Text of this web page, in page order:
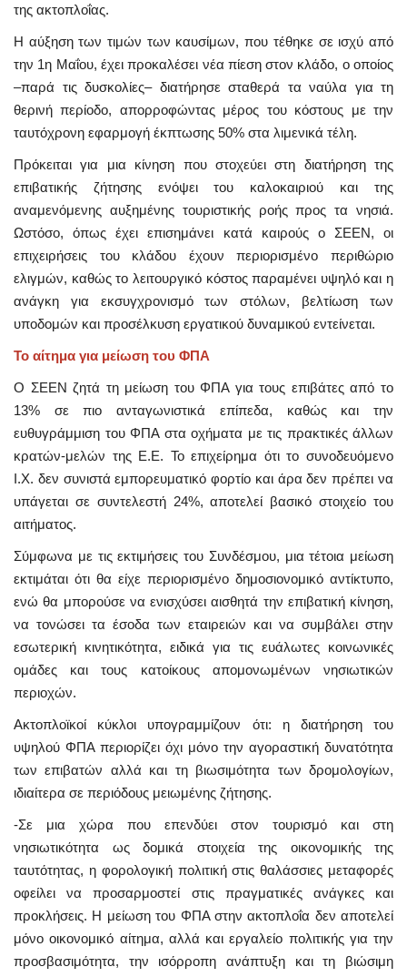
της ακτοπλοΐας.
Η αύξηση των τιμών των καυσίμων, που τέθηκε σε ισχύ από
την 1η Μαΐου, έχει προκαλέσει νέα πίεση στον κλάδο, ο οποίος
–παρά τις δυσκολίες– διατήρησε σταθερά τα ναύλα για τη
θερινή περίοδο, απορροφώντας μέρος του κόστους με την
ταυτόχρονη εφαρμογή έκπτωσης 50% στα λιμενικά τέλη.
Πρόκειται για μια κίνηση που στοχεύει στη διατήρηση της
επιβατικής ζήτησης ενόψει του καλοκαιριού και της
αναμενόμενης αυξημένης τουριστικής ροής προς τα νησιά.
Ωστόσο, όπως έχει επισημάνει κατά καιρούς ο ΣΕΕΝ, οι
επιχειρήσεις του κλάδου έχουν περιορισμένο περιθώριο
ελιγμών, καθώς το λειτουργικό κόστος παραμένει υψηλό και η
ανάγκη για εκσυγχρονισμό των στόλων, βελτίωση των
υποδομών και προσέλκυση εργατικού δυναμικού εντείνεται.
Το αίτημα για μείωση του ΦΠΑ
Ο ΣΕΕΝ ζητά τη μείωση του ΦΠΑ για τους επιβάτες από το
13% σε πιο ανταγωνιστικά επίπεδα, καθώς και την
ευθυγράμμιση του ΦΠΑ στα οχήματα με τις πρακτικές άλλων
κρατών-μελών της Ε.Ε. Το επιχείρημα ότι το συνοδευόμενο
Ι.Χ. δεν συνιστά εμπορευματικό φορτίο και άρα δεν πρέπει να
υπάγεται σε συντελεστή 24%, αποτελεί βασικό στοιχείο του
αιτήματος.
Σύμφωνα με τις εκτιμήσεις του Συνδέσμου, μια τέτοια μείωση
εκτιμάται ότι θα είχε περιορισμένο δημοσιονομικό αντίκτυπο,
ενώ θα μπορούσε να ενισχύσει αισθητά την επιβατική κίνηση,
να τονώσει τα έσοδα των εταιρειών και να συμβάλει στην
εσωτερική κινητικότητα, ειδικά για τις ευάλωτες κοινωνικές
ομάδες και τους κατοίκους απομονωμένων νησιωτικών
περιοχών.
Ακτοπλοϊκοί κύκλοι υπογραμμίζουν ότι: η διατήρηση του
υψηλού ΦΠΑ περιορίζει όχι μόνο την αγοραστική δυνατότητα
των επιβατών αλλά και τη βιωσιμότητα των δρομολογίων,
ιδιαίτερα σε περιόδους μειωμένης ζήτησης.
-Σε μια χώρα που επενδύει στον τουρισμό και στη
νησιωτικότητα ως δομικά στοιχεία της οικονομικής της
ταυτότητας, η φορολογική πολιτική στις θαλάσσιες μεταφορές
οφείλει να προσαρμοστεί στις πραγματικές ανάγκες και
προκλήσεις. Η μείωση του ΦΠΑ στην ακτοπλοΐα δεν αποτελεί
μόνο οικονομικό αίτημα, αλλά και εργαλείο πολιτικής για την
προσβασιμότητα, την ισόρροπη ανάπτυξη και τη βιώσιμη